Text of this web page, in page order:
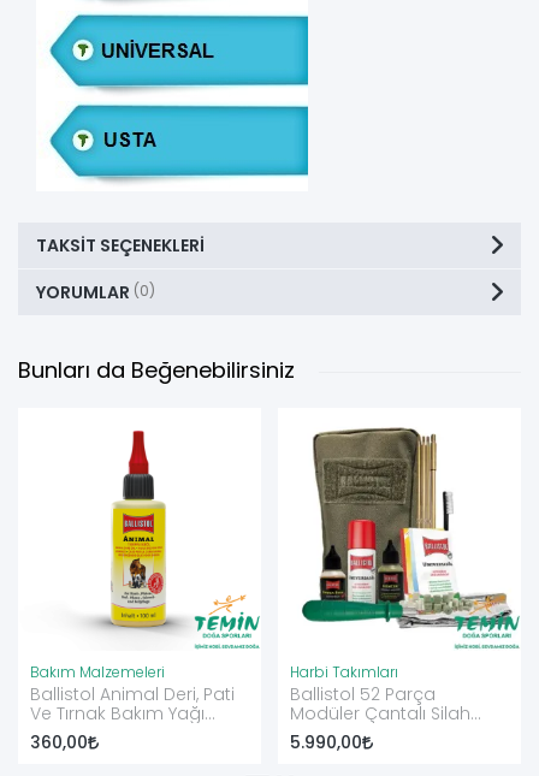
TAKSIT SEÇENEKLERI
YORUMLAR (0)
Bunları da Beğenebilirsiniz
Bakım Malzemeleri
Ballistol Animal Deri, Pati
Ve Tırnak Bakım Yağı
100ml.
360,00
Harbi Takımları
Ballistol 52 Parça
Modüler Çantalı Silah
Temizlik Seti
5.990,00